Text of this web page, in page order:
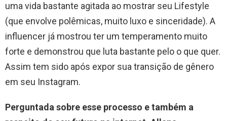
uma vida bastante agitada ao mostrar seu Lifestyle
(que envolve polêmicas, muito luxo e sinceridade). A
influencer já mostrou ter um temperamento muito
forte e demonstrou que luta bastante pelo o que quer.
Assim tem sido após expor sua transição de gênero
em seu Instagram.
Perguntada sobre esse processo e também a